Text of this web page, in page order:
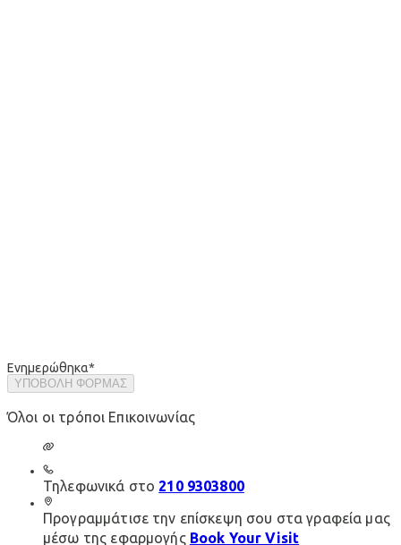
Ενημερώθηκα*
ΥΠΟΒΟΛΗ ΦΟΡΜΑΣ
Όλοι οι τρόποι Επικοινωνίας
Τηλεφωνικά στο 210 9303800
Προγραμμάτισε την επίσκεψη σου στα γραφεία μας
μέσω της εφαρμογής Book Your Visit